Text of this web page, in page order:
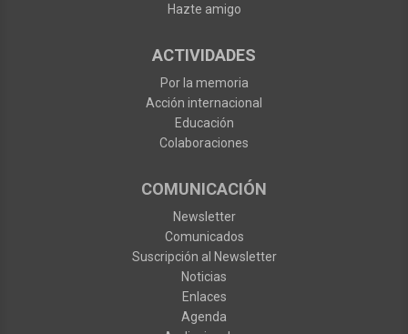
Hazte amigo
ACTIVIDADES
Por la memoria
Acción internacional
Educación
Colaboraciones
COMUNICACIÓN
Newsletter
Comunicados
Suscripción al Newsletter
Noticias
Enlaces
Agenda